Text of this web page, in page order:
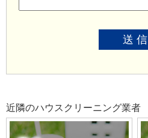
送 信
近隣のハウスクリーニング業者